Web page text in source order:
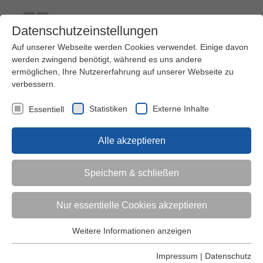
Kontakt Ihre Meinung ist uns wichtig!
Kinder (0-6)
Grundschulkinder
Jugendliche
Datenschutzeinstellungen
Auf unserer Webseite werden Cookies verwendet. Einige davon
werden zwingend benötigt, während es uns andere
ermöglichen, Ihre Nutzererfahrung auf unserer Webseite zu
verbessern.
Essentiell Statistiken Externe Inhalte
Alle akzeptieren
Speichern & schließen
Nur essentielle Cookies akzeptieren
Essentielle Cookies werden für grundlegende Funktionen der
Weitere Informationen anzeigen
Impressum | Datenschutz